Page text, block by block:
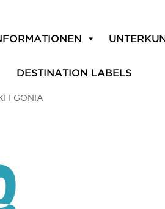
DESTINATION LABELS
I GONIA